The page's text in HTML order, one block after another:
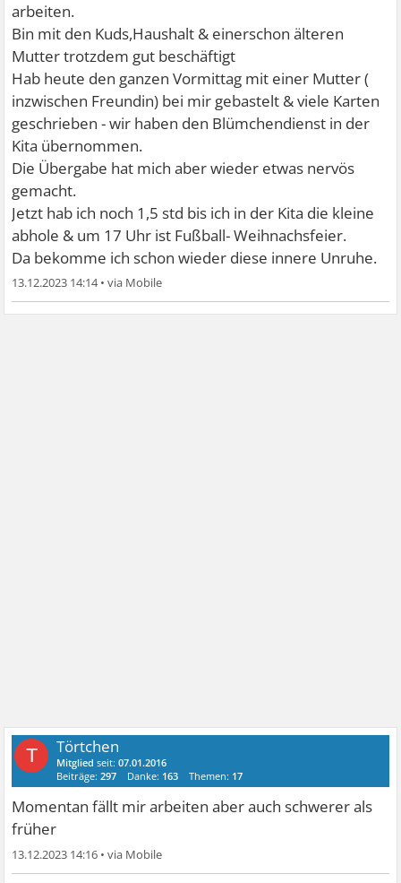
arbeiten.
Bin mit den Kuds,Haushalt & einerschon älteren
Mutter trotzdem gut beschäftigt
Hab heute den ganzen Vormittag mit einer Mutter (
inzwischen Freundin) bei mir gebastelt & viele Karten
geschrieben - wir haben den Blümchendienst in der
Kita übernommen.
Die Übergabe hat mich aber wieder etwas nervös
gemacht.
Jetzt hab ich noch 1,5 std bis ich in der Kita die kleine
abhole & um 17 Uhr ist Fußball- Weihnachsfeier.
Da bekomme ich schon wieder diese innere Unruhe.
13.12.2023 14:14•
T Törtchen
Mitglied seit:07.01.2016
Beiträge:297 Danke: 163 Themen: 17
Momentan fällt mir arbeiten aber auch schwerer als
früher
13.12.2023 14:16 •